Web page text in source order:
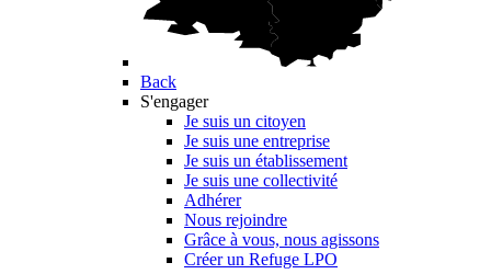
Back
S'engager
Je suis un citoyen
Je suis une entreprise
Je suis un établissement
Je suis une collectivité
Adhérer
Nous rejoindre
Grâce à vous, nous agissons
Créer un Refuge LPO